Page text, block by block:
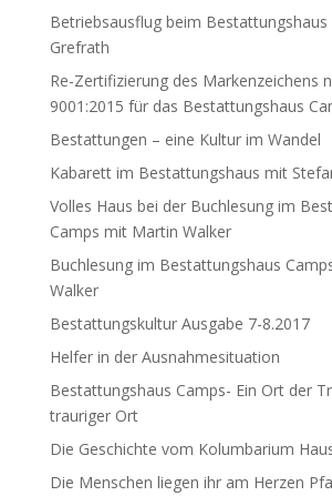
Betriebsausflug beim Bestattungshaus
Grefrath
Re-Zertifizierung des Markenzeichens
9001:2015 für das Bestattungshaus
Bestattungen – eine Kultur im Wandel
Kabarett im Bestattungshaus mit
Volles Haus bei der Buchlesung im
Camps mit Martin Walker
Buchlesung im Bestattungshaus
Walker
Bestattungskultur Ausgabe 7-8.2017
Helfer in der Ausnahmesituation
Bestattungshaus Camps- Ein Ort der
trauriger Ort
Die Geschichte vom Kolumbarium
Die Menschen liegen ihr am Herzen